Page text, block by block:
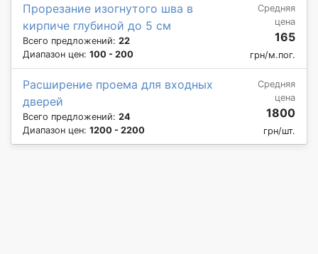
Прорезание изогнутого шва в
кирпиче глубиной до 5 см
Всего предложений: 22
Диапазон цен: 100 - 200
Средняя
цена
165
грн/м.пог.
Расширение проема для входных
дверей
Всего предложений: 24
Диапазон цен: 1200 - 2200
Средняя
цена
1800
грн/шт.